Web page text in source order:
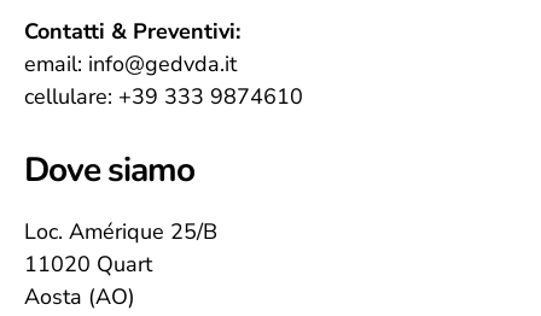
Contatti & Preventivi:
email: info@gedvda.it
cellulare: +39 333 9874610
Dove siamo
Loc. Amérique 25/B
11020 Quart
Aosta (AO)